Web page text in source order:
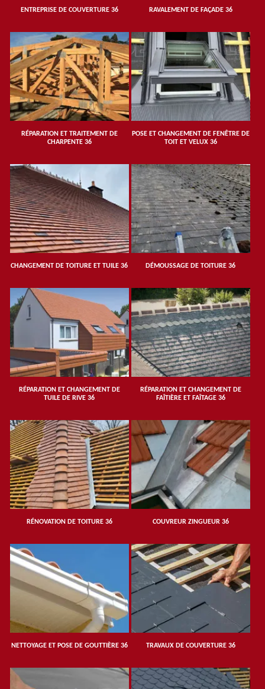
ENTREPRISE DE COUVERTURE 36 RAVALEMENT DE FAÇADE 36
RÉPARATION ET TRAITEMENT DE
CHARPENTE 36
POSE ET CHANGEMENT DE FENÊTRE DE
TOIT ET VELUX 36
CHANGEMENT DE TOITURE ET TUILE 36 DÉMOUSSAGE DE TOITURE 36
RÉPARATION ET CHANGEMENT DE
TUILE DE RIVE 36
RÉPARATION ET CHANGEMENT DE
FAÎTIÈRE ET FAÎTAGE 36
RÉNOVATION DE TOITURE 36 COUVREUR ZINGUEUR 36
NETTOYAGE ET POSE DE GOUTTIÈRE 36 TRAVAUX DE COUVERTURE 36